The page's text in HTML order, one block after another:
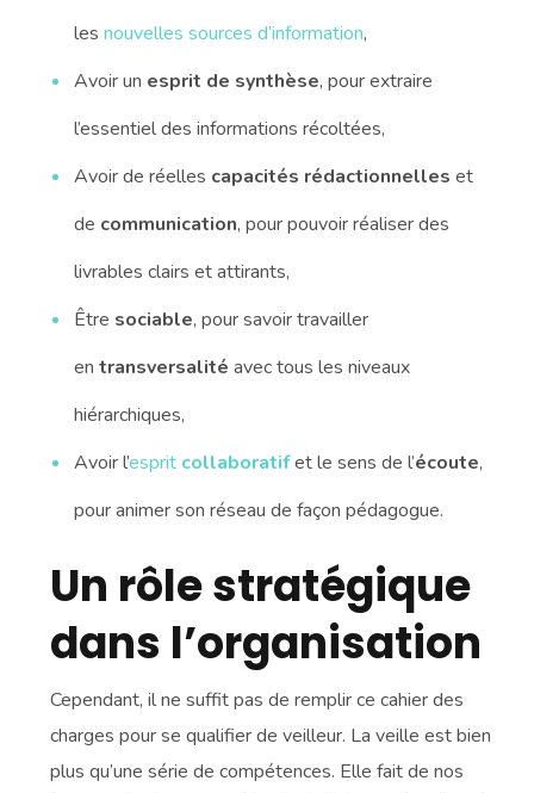
lesnouvelles sources d’information,
Avoir un esprit de synthèse, pour extraire
l’essentiel des informations récoltées,
Avoir de réelles capacités rédactionnelles et
de communication, pour pouvoir réaliser des
livrables clairs et attirants,
Être sociable, pour savoir travailler
entransversalitéavec tous les niveaux
hiérarchiques,
Avoir l’esprit collaboratifet le sens de l’écoute,
pour animer son réseau de façon pédagogue.
Un rôle stratégique
dans l’organisation
Cependant, il ne suffit pas de remplir ce cahier des
charges pour se qualifier de veilleur. La veille est bien
plus qu’une série de compétences. Elle fait de nos